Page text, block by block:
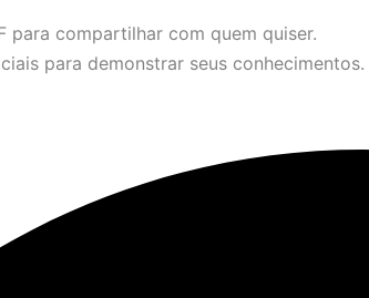
para compartilhar com quem quiser.
para demonstrar seus conhecimentos.